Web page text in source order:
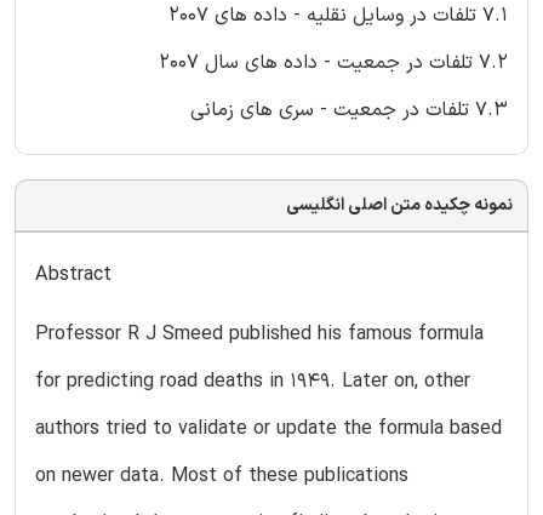
7.1 تلفات در وسایل نقلیه - داده های 2007
7.2 تلفات در جمعیت - داده های سال 2007
7.3 تلفات در جمعیت - سری های زمانی
نمونه چکیده متن اصلی انگلیسی
Abstract
Professor R J Smeed published his famous formula
for predicting road deaths in 1949. Later on, other
authors tried to validate or update the formula based
on newer data. Most of these publications